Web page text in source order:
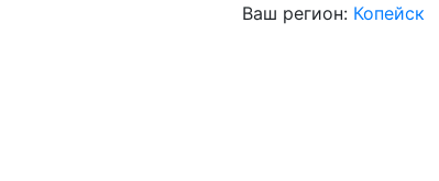
Ваш регион: Копейск